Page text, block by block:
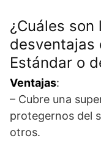
¿Cuáles
desventajas
Estándar o
Ventajas:
– Cubre una
protegernos del
otros.